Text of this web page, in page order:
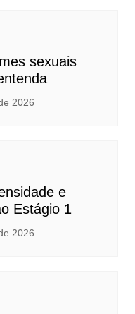
sexuais
2026
e
Estágio 1
2026